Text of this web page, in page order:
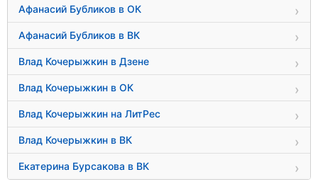
Афанасий Бубликов в ОК
Афанасий Бубликов в ВК
Влад Кочерыжкин в Дзене
Влад Кочерыжкин в ОК
Влад Кочерыжкин на ЛитРес
Влад Кочерыжкин в ВК
Екатерина Бурсакова в ВК